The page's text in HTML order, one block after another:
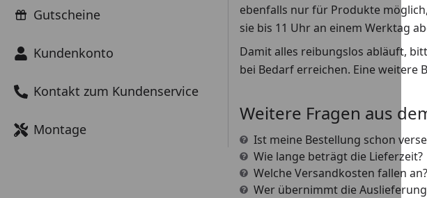
Gutscheine
Kundenkonto
Kontakt zum Kundenservice
Montage
ebenfalls nur für Produkte
sie bis 11 Uhr an einem Werktag
Damit alles reibungslos abläuft,
bei Bedarf erreichen. Eine
Weitere Fragen aus
Ist meine Bestellung schon
Wie lange beträgt die Lieferzeit?
Welche Versandkosten fallen an?
Wer übernimmt die